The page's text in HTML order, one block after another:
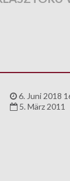
6. Juni 2018
5. März 2011